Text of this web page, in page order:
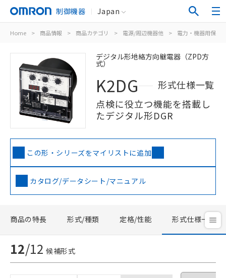
制御機器 Japan
Home > 商品情報 > 商品カテゴリ > 電源/周辺機器他 > 電力・機器用保護
デジタル形地絡方向継電器（ZPD方
式）
K2DG
形式仕様一覧
点検に役立つ機能を搭載し
たデジタル形DGR
この形・シリーズをマイリストに追加
カタログ/データシート/マニュアル
商品の特長 形式/種類 定格/性能 形式仕様一覧
12/12 候補形式